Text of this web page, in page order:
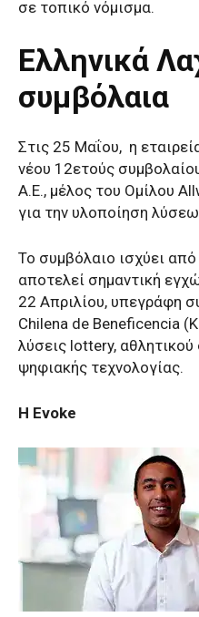
σε τοπικό νόμισμα.
Ελληνικά
συμβόλαια
Στις 25 Μαΐου, η
νέου 12ετούς
Α.Ε., μέλος του Ομίλου
για την υλοποίηση
Το συμβόλαιο ισχύει
αποτελεί σημαντική
22 Απριλίου, υπεγράφη
Chilena de Beneficencia
λύσεις lottery, αθλητικού
ψηφιακής τεχνολογίας.
Η Evoke